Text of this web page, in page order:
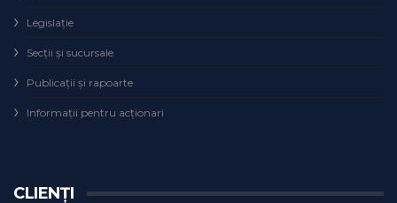
Legislaţie
Secţii şi sucursale
Publicații și rapoarte
Informații pentru acționari
CLIENȚI